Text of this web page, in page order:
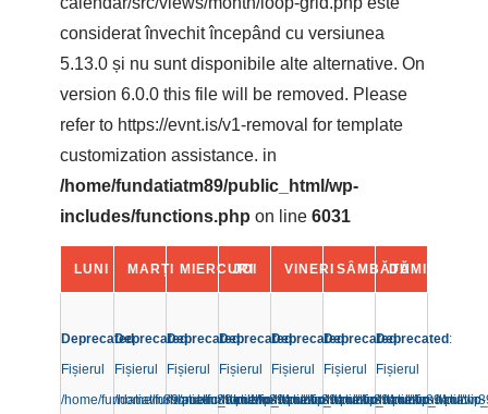
considerat învechit începând cu versiunea
5.13.0 și nu sunt disponibile alte alternative. On
version 6.0.0 this file will be removed. Please
refer to https://evnt.is/v1-removal for template
customization assistance. in
/home/fundatiatm89/public_html/wp-
includes/functions.php on line 6031
Calendarul
Evenimente
Evenimente
LUNI MARȚI MIERCURI
JOI VINERI SÂMBĂTĂDUMINICĂ
Deprecated:
Fișierul
/home/fundatiatm89/public_html/wp-
Deprecated:
Fișierul
/home/fundatiatm89/public_html/wp-
Deprecated:
Fișierul
/home/fundatiatm89/public_html/wp-
Deprecated:
Fișierul
/home/fundatiatm89/public_html/wp-
Deprecated:
Fișierul
/home/fundatiatm89/public_html/wp-
Deprecated:
Fișierul
/home/fundatiatm89/
Deprecated :
Fișierul
/home/